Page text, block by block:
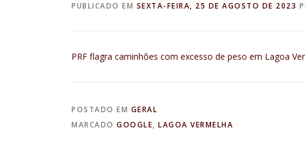
PUBLICADO EM SEXTA-FEIRA, 25 DE AGOSTO DE 2023
PRF flagra caminhões com excesso de peso em Lagoa
POSTADO EM GERAL
MARCADO GOOGLE, LAGOA VERMELHA